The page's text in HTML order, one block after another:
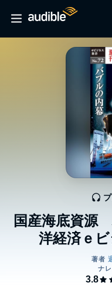
国産海底資源
洋経済ｅ